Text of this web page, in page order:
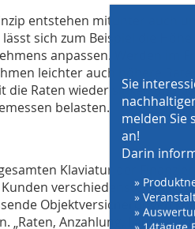
entstehen mitunter auch
sich zum Beispiel die
anpassen. Werden im
leichter auch höhere
die Raten wieder sinken und
belasten.
Klaviatur der
verschiedenste
Objektversicherungen
„Raten, Anzahlung, Laufzeit,
Sie
melden Sie
an!
Darin
»
»
»